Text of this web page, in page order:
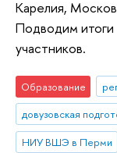
Карелия,
Подводим итоги
участников.
Образование
довузовская
НИУ ВШЭ в Перми